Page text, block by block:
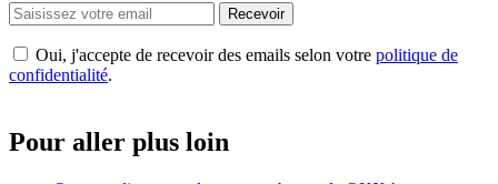
Recevoir
Oui, j'accepte de recevoir des emails selon votre politique de
confidentialité.
Pour aller plus loin